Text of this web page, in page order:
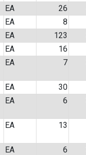
EA 26
EA 8
EA 123
EA 16
EA 7
EA 30
EA 6
EA 13
EA 6